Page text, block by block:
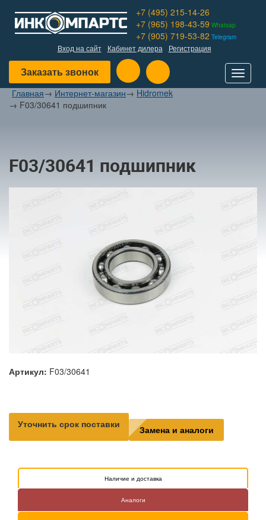
+7 (495) 215-14-26
+7 (965) 198-43-59 Whatsap
+7 (905) 719-53-82 Telegram
Вход на сайт Кабинет дилера Регистрация
Заказать звонок
Toggle
Главная→ Интернет-магазин→ Hidromek
→ F03/30641 подшипник
F03/30641 подшипник
Артикул: F03/30641
Уточнить срок поставки Замена и аналоги
Наличие и доставка
Аналоги